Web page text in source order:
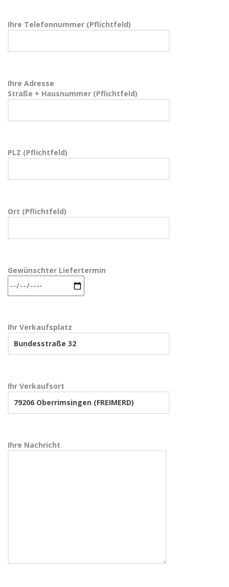
Ihre Telefonnummer (Pflichtfeld)
Ihre Adresse
Straße + Hausnummer (Pflichtfeld)
PLZ (Pflichtfeld)
Ort (Pflichtfeld)
Gewünschter Liefertermin
Ihr Verkaufsplatz
Ihr Verkaufsort
Ihre Nachricht